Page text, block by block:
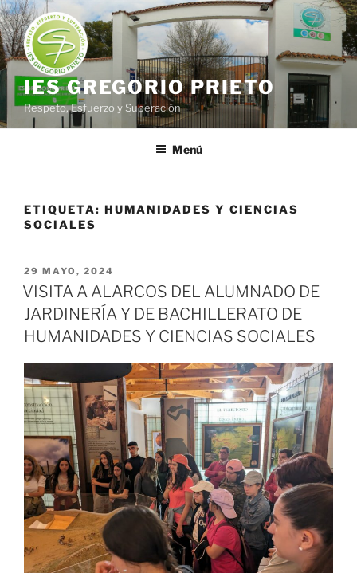
Saltar
al
contenido
IES GREGORIO PRIETO
Respeto, Esfuerzo y Superación
Menú
ETIQUETA: HUMANIDADES Y CIENCIAS
SOCIALES
PUBLICADO
EL
29 MAYO, 2024
VISITA A ALARCOS DEL ALUMNADO DE
JARDINERÍA Y DE BACHILLERATO DE
HUMANIDADES Y CIENCIAS SOCIALES